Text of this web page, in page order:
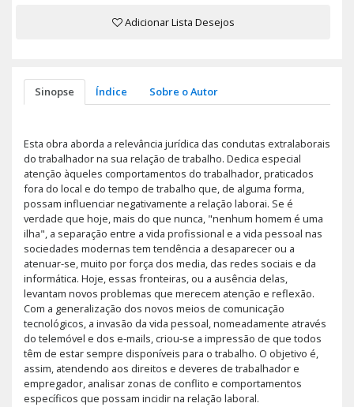
Adicionar Lista Desejos
Sinopse Índice Sobre o Autor
Esta obra aborda a relevância jurídica das condutas extralaborais
do trabalhador na sua relação de trabalho. Dedica especial
atenção àqueles comportamentos do trabalhador, praticados
fora do local e do tempo de trabalho que, de alguma forma,
possam influenciar negativamente a relação laborai. Se é
verdade que hoje, mais do que nunca, "nenhum homem é uma
ilha", a separação entre a vida profissional e a vida pessoal nas
sociedades modernas tem tendência a desaparecer ou a
atenuar-se, muito por força dos media, das redes sociais e da
informática. Hoje, essas fronteiras, ou a ausência delas,
levantam novos problemas que merecem atenção e reflexão.
Com a generalização dos novos meios de comunicação
tecnológicos, a invasão da vida pessoal, nomeadamente através
do telemóvel e dos e-mails, criou-se a impressão de que todos
têm de estar sempre disponíveis para o trabalho. O objetivo é,
assim, atendendo aos direitos e deveres de trabalhador e
empregador, analisar zonas de conflito e comportamentos
específicos que possam incidir na relação laboral.